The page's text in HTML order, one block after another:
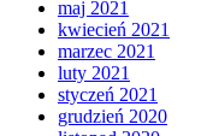
maj 2021
kwiecień 2021
marzec 2021
luty 2021
styczeń 2021
grudzień 2020